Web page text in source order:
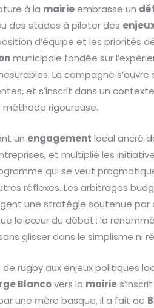
à la mairieembrasse un
des stades à piloter des
d’équipe et les priorités
municipale fondée sur
La campagne
et s’inscrit dans un
rigoureuse.
un engagement local ancré
et multiplié les
qui se veut
réflexes. Les arbitrages
une stratégie soutenue
le cœur du débat : la
glisser dans le simplisme ni
rugby aux enjeux politiques
Blancovers la mairie
une mère basque, il a fait de